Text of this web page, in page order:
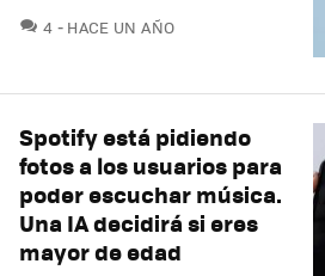
4 COMENTARIOS
HACE UN AÑO
Spotify está pidiendo
fotos a los usuarios para
poder escuchar música.
Una IA decidirá si eres
mayor de edad